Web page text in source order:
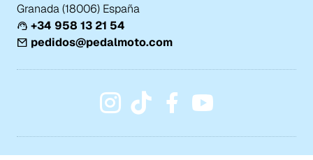
Granada (18006) España
+34 958 13 21 54
pedidos@pedalmoto.com